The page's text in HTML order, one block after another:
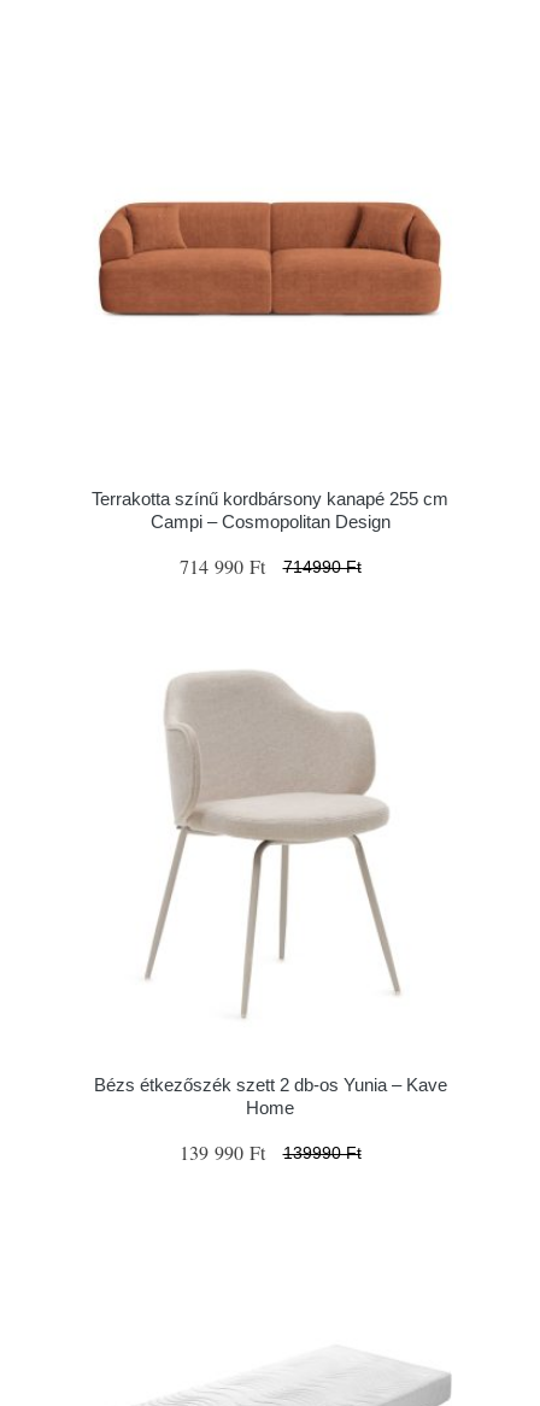
Terrakotta színű kordbársony kanapé 255 cm
Campi – Cosmopolitan Design
714 990 Ft 714990 Ft
Bézs étkezőszék szett 2 db-os Yunia – Kave
Home
139 990 Ft 139990 Ft